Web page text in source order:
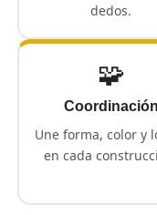
dedos.
🧩
Coordinación
Une forma, color y
en cada